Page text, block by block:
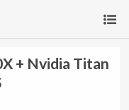
+ Nvidia Titan